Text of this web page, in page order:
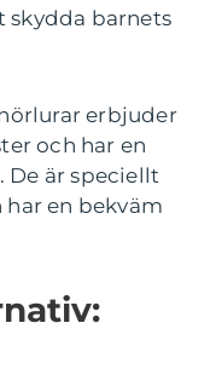
skydda barnets
erbjuder
och har en
är speciellt
har en bekväm